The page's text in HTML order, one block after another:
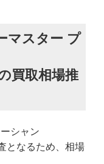
マスター プ
買取相場推
シャン
となるため、相場